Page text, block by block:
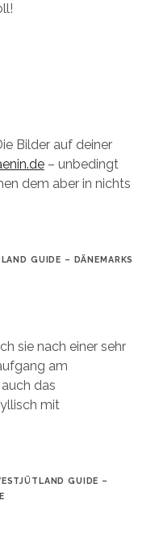
Bilder auf deiner
– unbedingt
dem aber in nichts
GUIDE – DÄNEMARKS
sie nach einer sehr
am
das
mit
GUIDE –